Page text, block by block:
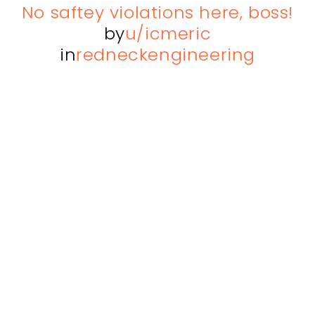
No saftey violations here, boss!
byu/icmeric
inredneckengineering